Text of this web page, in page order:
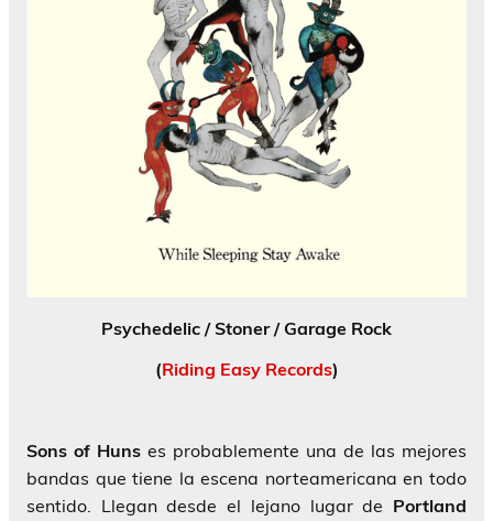
Psychedelic / Stoner / Garage Rock
(Riding Easy Records)
Sons of Huns es probablemente una de las mejores
bandas que tiene la escena norteamericana en todo
sentido. Llegan desde el lejano lugar de Portland